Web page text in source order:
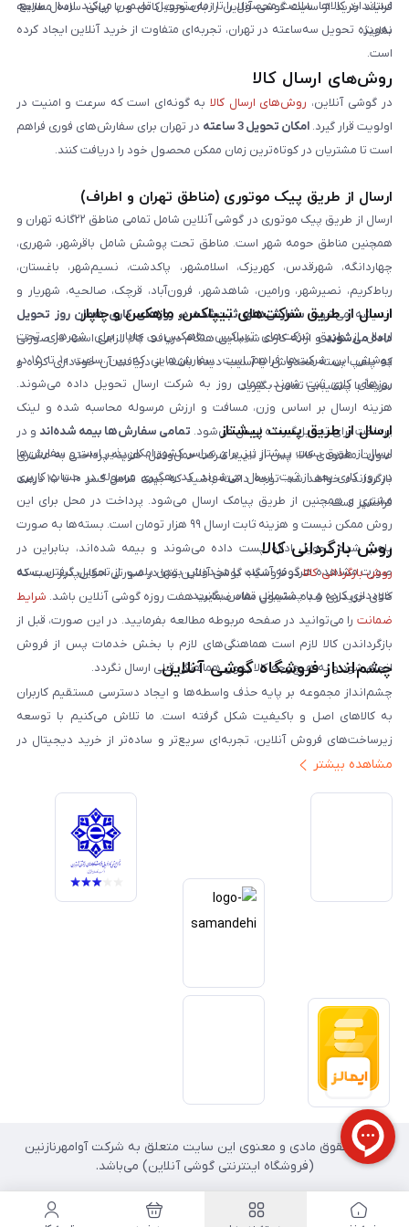
استاندارد کالاها، سلامت محصول را تا زمان تحویل تضمین می‌کند. ارسال سریع،
به‌ویژه تحویل سه‌ساعته در تهران، تجربه‌ای متفاوت از خرید آنلاین ایجاد کرده
است.
فرایند خرید از سایت گوشی آنلاین را به‌صورت کامل و با زبانی ساده مطالعه
نمایند.
روش‌های ارسال کالا
در گوشی آنلاین، روش‌های ارسال کالا به گونه‌ای است که سرعت و امنیت در
اولویت قرار گیرد. امکان تحویل 3 ساعته
در تهران برای سفارش‌های فوری فراهم
است تا مشتریان در کوتاه‌ترین زمان ممکن محصول خود را دریافت کنند.
ارسال از طریق پیک موتوری (مناطق تهران و اطراف)
ارسال از طریق پیک موتوری در گوشی آنلاین شامل تمامی مناطق ۲۲گانه تهران و
همچنین مناطق حومه شهر است. مناطق تحت پوشش شامل باقرشهر، شهرری،
چهاردانگه، شهرقدس، کهریزک، اسلامشهر، پاکدشت، نسیم‌شهر، باغستان،
رباط‌کریم، نصیرشهر، ورامین، شاهدشهر، فرون‌آباد، قرچک، صالحیه، شهریار و
اندیشه می‌شود. سفارش‌های ثبت‌شده در روزهای کاری همان روز تحویل
داده می‌شوندو ارائه کارت شناسایی هنگام دریافت کالا الزامی است. در صورتی
که پلمپ بسته مخدوش یا آسیب دیده باشد، از دریافت آن خودداری کرده و
سریعاً با پشتیبانی تماس بگیرید.
ارسال از طریق شرکت‌های تیپاکس، ماهکس و چاپار
ارسال از طریق شرکت‌های تیپاکس، ماهکس و چاپار برای شهرهای تحت
پوشش این شرکت‌ها فراهم است. سفارش‌هایی که بین ساعت ۱۰ تا ۱۵ در
روزهای کاری ثبت شوند، همان روز به شرکت ارسال تحویل داده می‌شوند.
هزینه ارسال بر اساس وزن، مسافت و ارزش مرسوله محاسبه شده و لینک
پرداخت برای تحویل‌گیرنده ارسال می‌شود. تمامی سفارش‌ها بیمه شده‌اند و در
صورت مفقودی کالا، پس از تایید شرکت حمل‌ونقل، هزینه پرداختی به مشتری
بازگردانده خواهد شد. توجه داشته باشید که بیمه شامل کسر ۱۰ تا ۱۵ درصد
فرانشیز است.
ارسال از طریق پست پیشتاز
ارسال از طریق پست پیشتاز نیز برای سراسر کشور امکان‌پذیر است و سفارش‌ها
در روز کاری بعد از ثبت، ارسال می‌شوند. کد رهگیری مرسوله در حساب کاربری
مشتری و همچنین از طریق پیامک ارسال می‌شود. پرداخت در محل برای این
روش ممکن نیست و هزینه ثابت ارسال ۹۹ هزار تومان است. بسته‌ها به صورت
پلمپ شده تحویل اداره پست داده می‌شوند و بیمه شده‌اند، بنابراین در
صورت مشاهده هرگونه آسیب یا مخدوش بودن پلمپ، از تحویل گرفتن بسته
خودداری کرده و با پشتیبانی تماس بگیرید.
روش بازگردانی کالا
روش بازگردانی کالادر فروشگاه گوشی آنلاین تنها در صورتی امکان‌پذیر است که
کالای خریداری شده مشمول مفاد ضمانت هفت روزه گوشی آنلاین باشد. شرایط
ضمانت را می‌توانید در صفحه مربوطه مطالعه بفرمایید. در این صورت، قبل از
بازگرداندن کالا لازم است هماهنگی‌های لازم با بخش خدمات پس از فروش
انجام شود و به هیچ‌وجه کالا بدون هماهنگی قبلی ارسال نگردد.
چشم‌انداز فروشگاه گوشی آنلاین
چشم‌انداز مجموعه بر پایه حذف واسطه‌ها و ایجاد دسترسی مستقیم کاربران
به کالاهای اصل و باکیفیت شکل گرفته است. ما تلاش می‌کنیم با توسعه
زیرساخت‌های فروش آنلاین، تجربه‌ای سریع‌تر و ساده‌تر از خرید دیجیتال در
ایران ارائه دهیم. تبدیل‌شدن به مرجعی قابل اعتماد برای خرید کالای دیجیتال،
خدمات و به‌روزرسانی مداوم محصولات، مسیر ما را روشن‌تر می‌کند. ما باور
داریم آینده بازار دیجیتال متعلق به کسب‌وکارهایی است که صداقت و شفافیت
را در اولویت قرار می‌دهند. گوشی آنلاین با تکیه بر تجربه و تخصص، با قدرت به
سمت تحقق این چشم‌انداز حرکت می‌کند.
مشاهده بیشتر
تمامی حقوق مادی و معنوی این سایت متعلق به شرکت آوامهرنازنین
(فروشگاه اینترنتی گوشی آنلاین) می‌باشد.